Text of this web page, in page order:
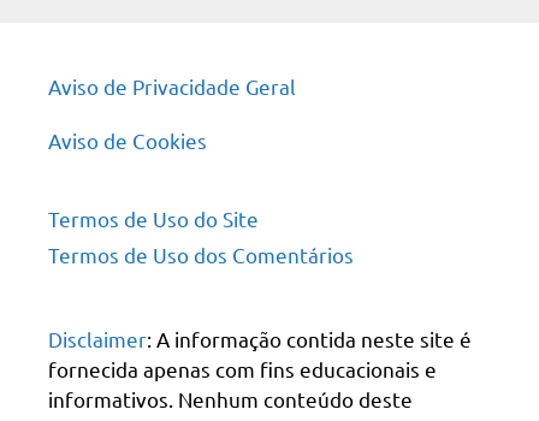
Aviso de Privacidade Geral
Aviso de Cookies
Termos de Uso do Site
Termos de Uso dos Comentários
Disclaimer: A informação contida neste site é
fornecida apenas com fins educacionais e
informativos. Nenhum conteúdo deste